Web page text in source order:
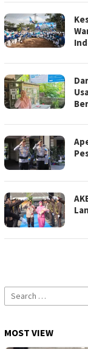
Search
for:
MOST VIEW